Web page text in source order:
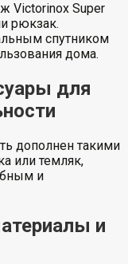
Victorinox Super
рюкзак.
спутником
дома.
для
дополнен такими
или темляк,
и
и